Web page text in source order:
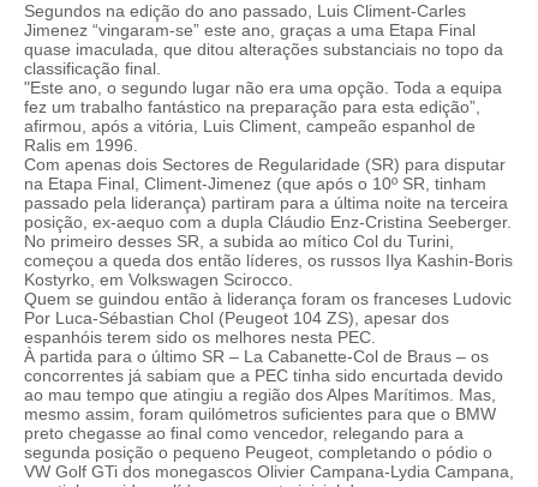
Segundos na edição do ano passado, Luis Climent-Carles
Jimenez “vingaram-se” este ano, graças a uma Etapa Final
quase imaculada, que ditou alterações substanciais no topo da
classificação final.
"Este ano, o segundo lugar não era uma opção. Toda a equipa
fez um trabalho fantástico na preparação para esta edição”,
afirmou, após a vitória, Luis Climent, campeão espanhol de
Ralis em 1996.
Com apenas dois Sectores de Regularidade (SR) para disputar
na Etapa Final, Climent-Jimenez (que após o 10º SR, tinham
passado pela liderança) partiram para a última noite na terceira
posição, ex-aequo com a dupla Cláudio Enz-Cristina Seeberger.
No primeiro desses SR, a subida ao mítico Col du Turini,
começou a queda dos então líderes, os russos Ilya Kashin-Boris
Kostyrko, em Volkswagen Scirocco.
Quem se guindou então à liderança foram os franceses Ludovic
Por Luca-Sébastian Chol (Peugeot 104 ZS), apesar dos
espanhóis terem sido os melhores nesta PEC.
À partida para o último SR – La Cabanette-Col de Braus – os
concorrentes já sabiam que a PEC tinha sido encurtada devido
ao mau tempo que atingiu a região dos Alpes Marítimos. Mas,
mesmo assim, foram quilómetros suficientes para que o BMW
preto chegasse ao final como vencedor, relegando para a
segunda posição o pequeno Peugeot, completando o pódio o
VW Golf GTi dos monegascos Olivier Campana-Lydia Campana,